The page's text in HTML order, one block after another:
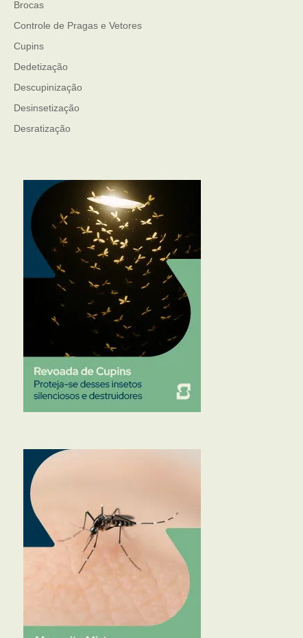
Brocas
Controle de Pragas e Vetores
Cupins
Dedetização
Descupinização
Desinsetização
Desratização
Mosquitos
Percevejo de Cama
Pulgas e Carrapatos
Ratos
Sanitização